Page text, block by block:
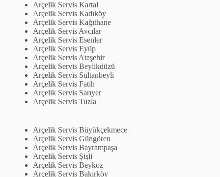
Arçelik Servis Kartal
Arçelik Servis Kadıköy
Arçelik Servis Kağıthane
Arçelik Servis Avcılar
Arçelik Servis Esenler
Arçelik Servis Eyüp
Arçelik Servis Ataşehir
Arçelik Servis Beylikdüzü
Arçelik Servis Sultanbeyli
Arçelik Servis Fatih
Arçelik Servis Sarıyer
Arçelik Servis Tuzla
Arçelik Servis Büyükçekmece
Arçelik Servis Güngören
Arçelik Servis Bayrampaşa
Arçelik Servis Şişli
Arçelik Servis Beykoz
Arçelik Servis Bakırköy